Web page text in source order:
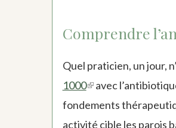
Comprendre
Quel praticien, un jour,
1000(link
is
external)
avec
fondements
activité cible les parois